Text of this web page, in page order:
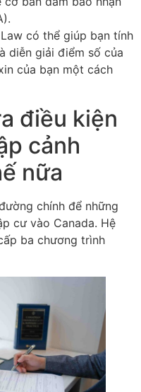
có thể giúp bạn tính
diễn giải điểm số của
của bạn một cách
điều kiện
cảnh
nữa
chính để những
cư vào Canada. Hệ
ba chương trình